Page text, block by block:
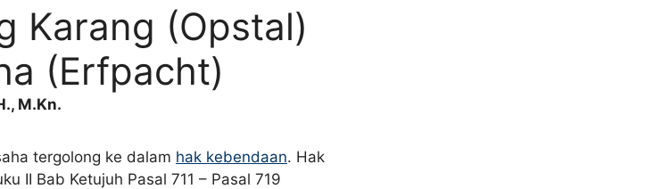
Karang (Opstal)
(Erfpacht)
M.Kn.
tergolong ke dalam hak kebendaan. Hak
II Bab Ketujuh Pasal 711 – Pasal 719